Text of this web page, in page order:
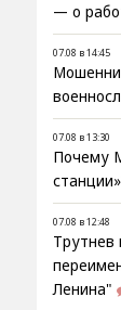
— о
07.08 в 14:45
07.08 в 13:30
Почему
07.08 в 12:48
Трутнев
Ленина"